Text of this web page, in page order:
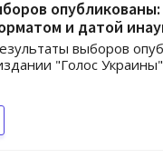
и датой
выборов
"Голос